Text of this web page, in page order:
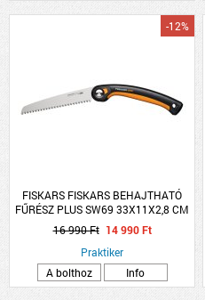
FISKARS FISKARS BEHAJTHATÓ
FŰRÉSZ PLUS SW69 33X11X2,8 CM
ACÉL
-12%
16 990 Ft 14 990 Ft
Praktiker
A bolthoz
Info